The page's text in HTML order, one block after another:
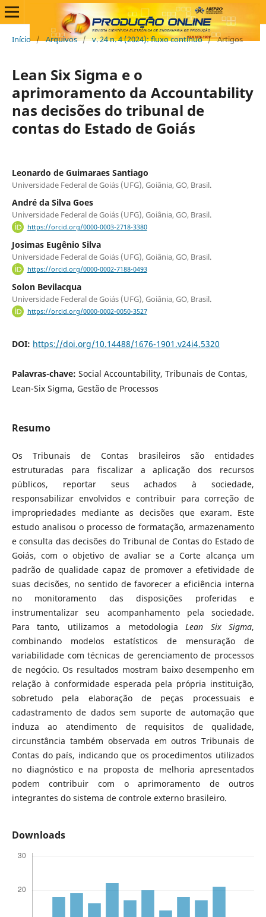
Início / Arquivos / v. 24 n. 4 (2024): fluxo contínuo / Artigos
Lean Six Sigma e o
aprimoramento da Accountability
nas decisões do tribunal de
contas do Estado de Goiás
Leonardo de Guimaraes Santiago
Universidade Federal de Goiás (UFG), Goiânia, GO, Brasil.
André da Silva Goes
Universidade Federal de Goiás (UFG), Goiânia, GO, Brasil.
https://orcid.org/0000-0003-2718-3380
Josimas Eugênio Silva
Universidade Federal de Goiás (UFG), Goiânia, GO, Brasil.
https://orcid.org/0000-0002-7188-0493
Solon Bevilacqua
Universidade Federal de Goiás (UFG), Goiânia, GO, Brasil.
https://orcid.org/0000-0002-0050-3527
DOI: https://doi.org/10.14488/1676-1901.v24i4.5320
Palavras-chave: Social Accountability, Tribunais de Contas,
Lean-Six Sigma, Gestão de Processos
Resumo
Os Tribunais de Contas brasileiros são entidades
estruturadas para fiscalizar a aplicação dos recursos
públicos, reportar seus achados à sociedade,
responsabilizar envolvidos e contribuir para correção de
impropriedades mediante as decisões que exaram. Este
estudo analisou o processo de formatação, armazenamento
e consulta das decisões do Tribunal de Contas do Estado de
Goiás, com o objetivo de avaliar se a Corte alcança um
padrão de qualidade capaz de promover a efetividade de
suas decisões, no sentido de favorecer a eficiência interna
no monitoramento das disposições proferidas e
instrumentalizar seu acompanhamento pela sociedade.
Para tanto, utilizamos a metodologiaLean Six Sigma,
combinando modelos estatísticos de mensuração de
variabilidade com técnicas de gerenciamento de processos
de negócio. Os resultados mostram baixo desempenho em
relação à conformidade esperada pela própria instituição,
sobretudo pela elaboração de peças processuais e
cadastramento de dados sem suporte de automação que
induza ao atendimento de requisitos de qualidade,
circunstância também observada em outros Tribunais de
Contas do país, indicando que os procedimentos utilizados
no diagnóstico e na proposta de melhoria apresentados
podem contribuir com o aprimoramento de outros
integrantes do sistema de controle externo brasileiro.
Downloads